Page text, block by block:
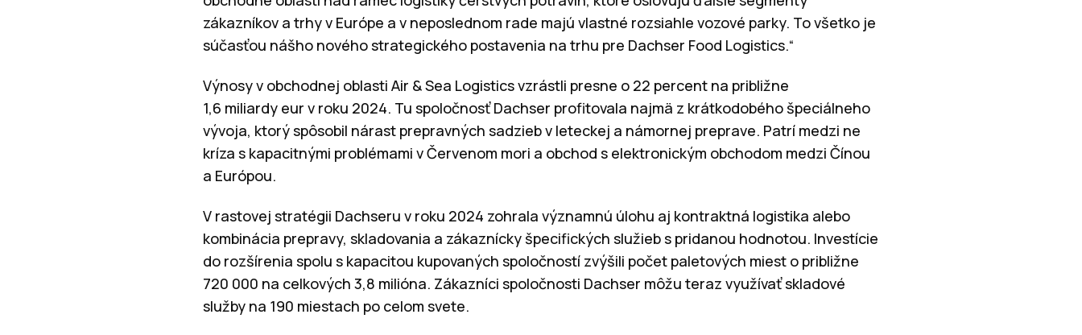
zákazníkov a trhy v Európe a v neposlednom rade majú vlastné rozsiahle vozové parky. To všetko je
súčasťou nášho nového strategického postavenia na trhu pre Dachser Food Logistics.“
Výnosy v obchodnej oblasti Air & Sea Logistics vzrástli presne o 22 percent na približne
1,6 miliardy eur v roku 2024. Tu spoločnosť Dachser profitovala najmä z krátkodobého špeciálneho
vývoja, ktorý spôsobil nárast prepravných sadzieb v leteckej a námornej preprave. Patrí medzi ne
kríza s kapacitnými problémami v Červenom mori a obchod s elektronickým obchodom medzi Čínou
a Európou.
V rastovej stratégii Dachseru v roku 2024 zohrala významnú úlohu aj kontraktná logistika alebo
kombinácia prepravy, skladovania a zákaznícky špecifických služieb s pridanou hodnotou. Investície
do rozšírenia spolu s kapacitou kupovaných spoločností zvýšili počet paletových miest o približne
720 000 na celkových 3,8 milióna. Zákazníci spoločnosti Dachser môžu teraz využívať skladové
služby na 190 miestach po celom svete.